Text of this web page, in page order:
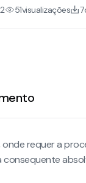
51visualizações 7
requer a
consequente